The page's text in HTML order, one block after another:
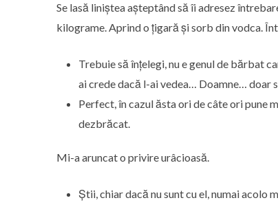
Se lasă liniștea așteptând să îi adresez
kilograme. Aprind o țigară și sorb din vodca.
Trebuie să înțelegi, nu e genul de bărbat
ai crede dacă l-ai vedea… Doamne… doar
Perfect, în cazul ăsta ori de câte ori pune
dezbrăcat.
Mi-a aruncat o privire urâcioasă.
Știi, chiar dacă nu sunt cu el, numai acolo